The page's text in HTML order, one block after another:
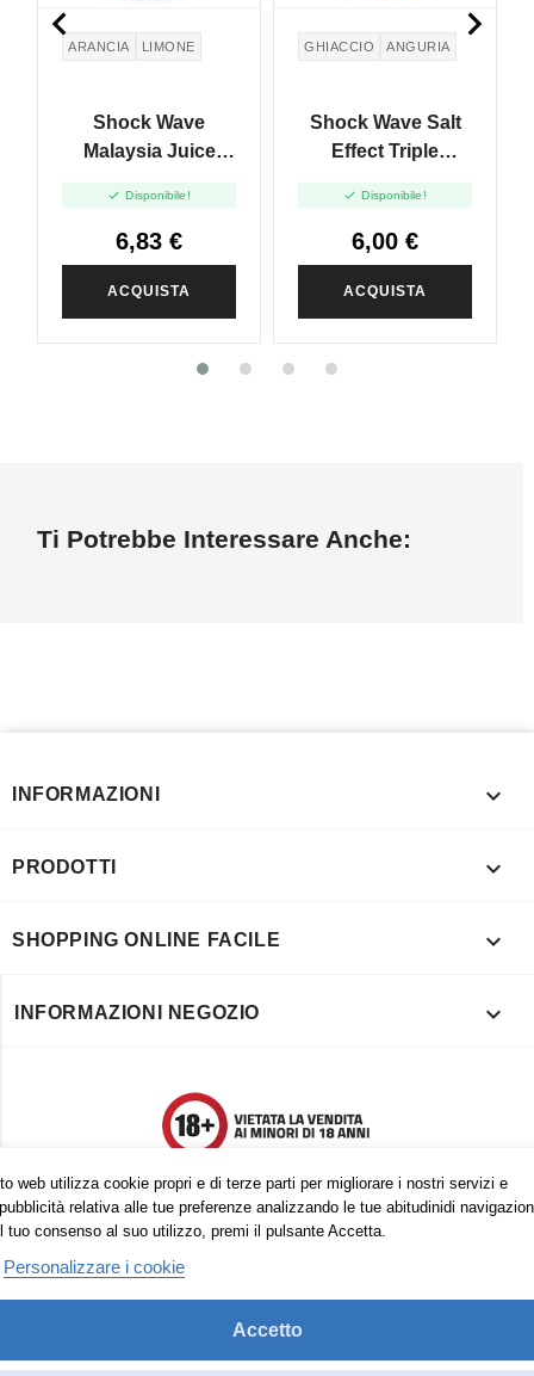
ARANCIA LIMONE
Shock Wave
Malaysia Juice
Mini Shot 10+10
 Disponibile!
6,83 €
ACQUISTA
GHIACCIO ANGURIA
Shock Wave Salt
Effect Triple
Mini Shot 10+10
 Disponibile!
6,00 €
ACQUISTA
 
Ti Potrebbe Interessare Anche:
web utilizza cookie propri e di terze parti per migliorare i nostri servizi e
relativa alle tue preferenze analizzando le tue abitudinidi
tuo consenso al suo utilizzo, premi il pulsante Accetta.
Personalizzare i cookie
Accetto
INFORMAZIONI 
PRODOTTI 
SHOPPING ONLINE FACILE 
INFORMAZIONI NEGOZIO 
Trovaci anche su: